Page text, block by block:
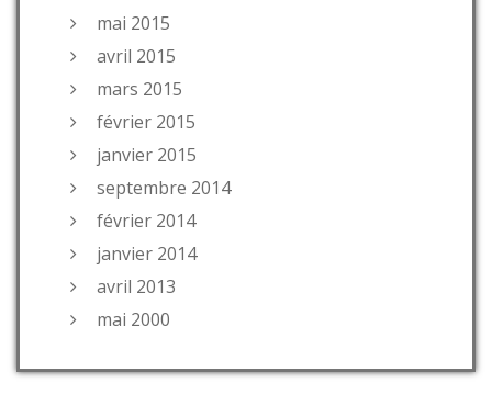
mai 2015
avril 2015
mars 2015
février 2015
janvier 2015
septembre 2014
février 2014
janvier 2014
avril 2013
mai 2000